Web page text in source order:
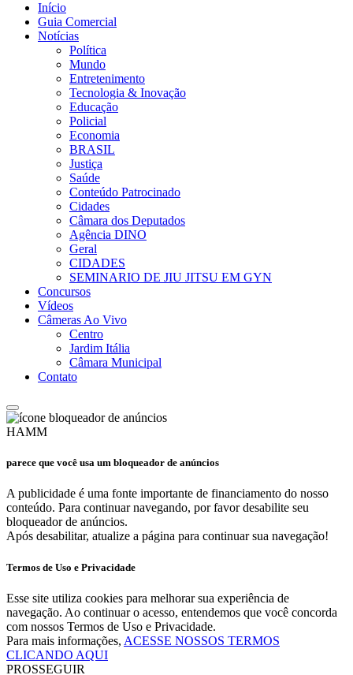
Início
Guia Comercial
Notícias
Política
Mundo
Entretenimento
Tecnologia & Inovação
Educação
Policial
Economia
BRASIL
Justiça
Saúde
Conteúdo Patrocinado
Cidades
Câmara dos Deputados
Agência DINO
Geral
CIDADES
SEMINARIO DE JIU JITSU EM GYN
Concursos
Vídeos
Câmeras Ao Vivo
Centro
Jardim Itália
Câmara Municipal
Contato
HAMM
parece que você usa um bloqueador de anúncios
A publicidade é uma fonte importante de financiamento do nosso
conteúdo. Para continuar navegando, por favor desabilite seu
bloqueador de anúncios.
Após desabilitar, atualize a página para continuar sua navegação!
Termos de Uso e Privacidade
Esse site utiliza cookies para melhorar sua experiência de
navegação. Ao continuar o acesso, entendemos que você concorda
com nossos Termos de Uso e Privacidade.
Para mais informações, ACESSE NOSSOS TERMOS
CLICANDO AQUI
PROSSEGUIR